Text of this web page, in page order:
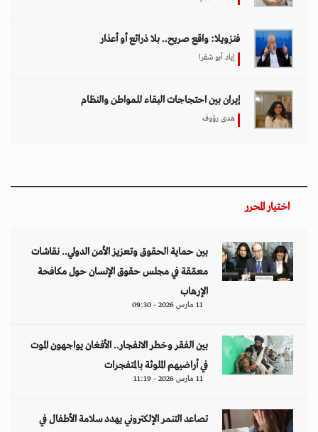
فنزويلا: واقع صريح.. بلا ذرائع أو أعذار
إياد أبو شقرا
إيران بين احتجاجات البقاء للمواطن والنظام
هدى رؤوف
اختيار المحرر
بين حماية الحقوق وتعزيز الأمن الدولي.. نقاشات
معمّقة في مجلس حقوق الإنسان حول مكافحة
الإرهاب
11 مارس 2026 - 09:30
بين الفقر وخطر الانفجار.. الأفغان يواجهون الموت
في أراضيهم الملوثة بالمتفجرات
11 مارس 2026 - 11:19
تصاعد التنمر الإلكتروني يهدد سلامة الأطفال في